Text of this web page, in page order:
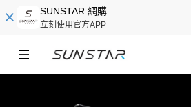
SUNSTAR 網購
立刻使用官方APP